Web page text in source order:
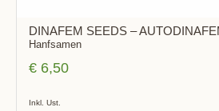
DINAFEM SEEDS –
Hanfsamen
€ 6,50
Inkl. Ust.